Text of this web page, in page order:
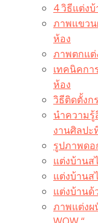
4 วิธีแต่ง
ภาพแขวน
ห้อง
ภาพตกแต่
เทคนิคกา
ห้อง
วิธีติดตั้งก
นำความ
งานศิลปะ
รูปภาพดอ
แต่งบ้านส
แต่งบ้าน
แต่งบ้านด้
ภาพแต่งผ